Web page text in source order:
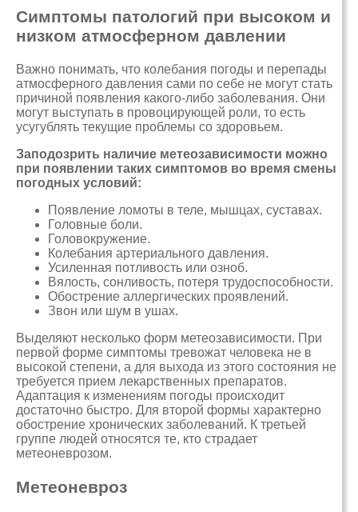
Симптомы патологий при высоком и
низком атмосферном давлении
Важно понимать, что колебания погоды и перепады
атмосферного давления сами по себе не могут стать
причиной появления какого-либо заболевания. Они
могут выступать в провоцирующей роли, то есть
усугублять текущие проблемы со здоровьем.
Заподозрить наличие метеозависимости можно
при появлении таких симптомов во время смены
погодных условий:
Появление ломоты в теле, мышцах, суставах.
Головные боли.
Головокружение.
Колебания артериального давления.
Усиленная потливость или озноб.
Вялость, сонливость, потеря трудоспособности.
Обострение аллергических проявлений.
Звон или шум в ушах.
Выделяют несколько форм метеозависимости. При
первой форме симптомы тревожат человека не в
высокой степени, а для выхода из этого состояния не
требуется прием лекарственных препаратов.
Адаптация к изменениям погоды происходит
достаточно быстро. Для второй формы характерно
обострение хронических заболеваний. К третьей
группе людей относятся те, кто страдает
метеоневрозом.
Метеоневроз